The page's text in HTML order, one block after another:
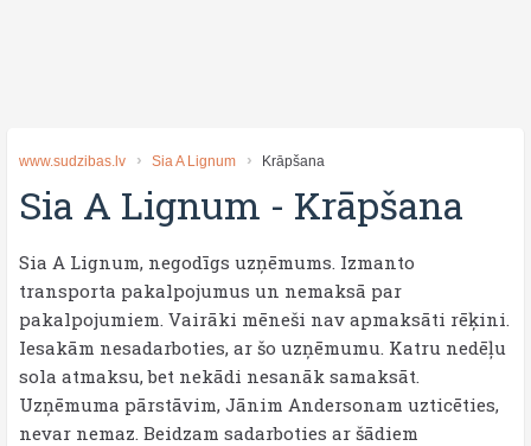
www.sudzibas.lv Sia A Lignum Krāpšana
Sia A Lignum - Krāpšana
Sia A Lignum, negodīgs uzņēmums. Izmanto
transporta pakalpojumus un nemaksā par
pakalpojumiem. Vairāki mēneši nav apmaksāti rēķini.
Iesakām nesadarboties, ar šo uzņēmumu. Katru nedēļu
sola atmaksu, bet nekādi nesanāk samaksāt.
Uzņēmuma pārstāvim, Jānim Andersonam uzticēties,
nevar nemaz. Beidzam sadarboties ar šādiem